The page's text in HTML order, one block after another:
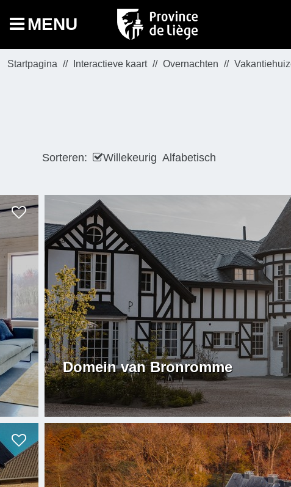
MENU
Startpagina Interactieve kaart Overnachten
Sorteren: Willekeurig Alfabetisch
Domein van Bronromme